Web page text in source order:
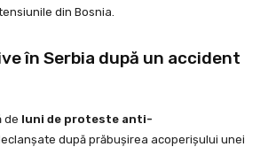
din Bosnia.
în Serbia după un accident
de luni de proteste anti-
după prăbușirea acoperișului unei